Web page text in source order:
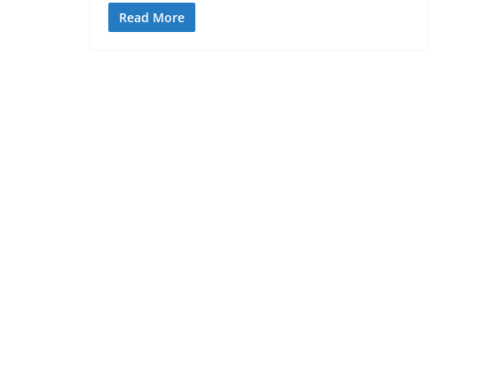
Read More